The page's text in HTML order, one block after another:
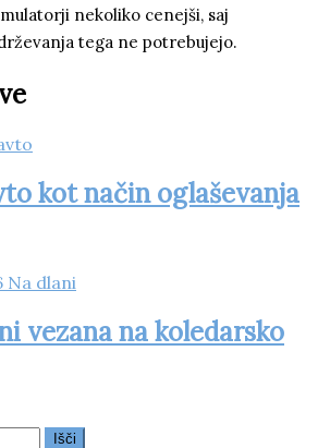
nekoliko cenejši, saj
tega ne potrebujejo.
kot način oglaševanja
vezana na koledarsko